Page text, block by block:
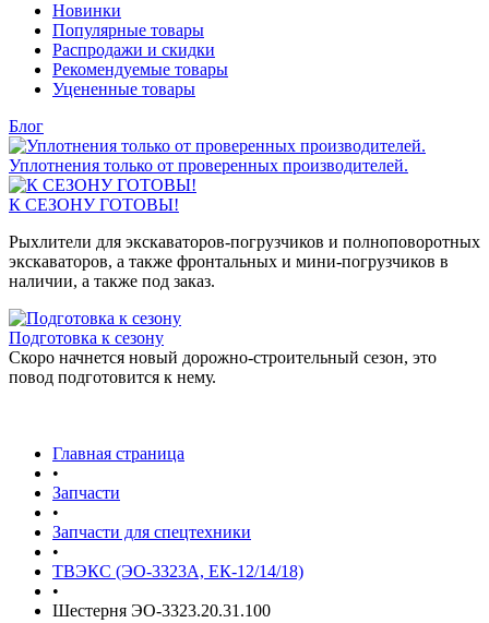
Новинки
Популярные товары
Распродажи и скидки
Рекомендуемые товары
Уцененные товары
Блог
Уплотнения только от проверенных производителей.
К СЕЗОНУ ГОТОВЫ!
Рыхлители для экскаваторов-погрузчиков и полноповоротных
экскаваторов, а также фронтальных и мини-погрузчиков в
наличии, а также под заказ.
Подготовка к сезону
Скоро начнется новый дорожно-строительный сезон, это
повод подготовится к нему.
Главная страница
•
Запчасти
•
Запчасти для спецтехники
•
ТВЭКС (ЭО-3323А, ЕК-12/14/18)
•
Шестерня ЭО-3323.20.31.100